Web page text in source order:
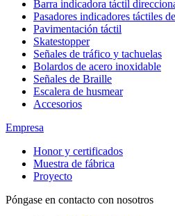
Barra indicadora táctil
Pasadores indicadores táctiles
Pavimentación táctil
Skatestopper
Señales de tráfico y tachuelas
Bolardos de acero inoxidable
Señales de Braille
Escalera de husmear
Accesorios
Empresa
Honor y certificados
Muestra de fábrica
Proyecto
Póngase en contacto con nosotros